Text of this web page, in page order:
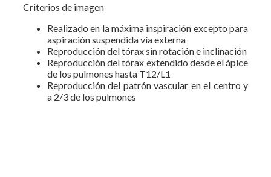
Criterios de imagen
Realizado en la máxima inspiración excepto para
aspiración suspendida vía externa
Reproducción del tórax sin rotación e inclinación
Reproducción del tórax extendido desde el ápice
de los pulmones hasta T12/L1
Reproducción del patrón vascular en el centro y
a 2/3 de los pulmones